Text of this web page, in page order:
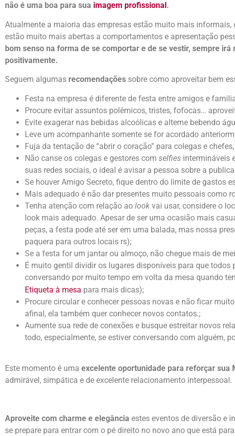
não é uma boa para sua imagem profissional .
Atualmente a maioria das empresas estão muito mais informais,
estão muito mais abertas a comportamentos e apresentação
bom senso na forma de se comportar e de se vestir, sempre
positivamente.
Seguem algumas recomendações sobre como aproveitar bem
Festa na empresa é diferente de festa entre amigos e
Procure evitar assuntos polêmicos, tristes, fofocas…
Evite exagerar nas bebidas alcoólicas e alterne bebendo
Leve um acompanhante somente se for acordado
Fuja da tentação de “abrir o coração” para colegas e
Não canse os colegas e gestores com selfies intermináveis
suas redes sociais, o ideal é avisar a pessoa sobre a
Se houver Amigo Secreto, fique dentro do limite de gastos
Mais adequado é não dar presentes muito pessoais como
Tenha atenção com relação ao look vai usar, considere o
look mais adequado. Apesar de ser uma ocasião mais
peças, a festa pode até ser em uma balada, mas nossa
paquera para outros locais rs);
Se a festa for um jantar ou almoço, não chegue mais de
É muito gentil dividir os lugares disponíveis para que
conversando por muito tempo em volta da mesa quando
Etiqueta à mesa para mais dicas);
Procure circular e conhecer pessoas novas e não ficar
afinal, ela também quer conhecer novos contatos.;
Aumente sua rede de conexões e busque estreitar novos
todo, especialmente, se estiver conversando com alguém,
Este momento é uma excelente oportunidade para reforçar sua
admirável, simpática e de excelente relacionamento interpessoal.
Aproveite com charme e elegância estes eventos de diversão e
se prepare para entrar com o pé direito no novo ano que está